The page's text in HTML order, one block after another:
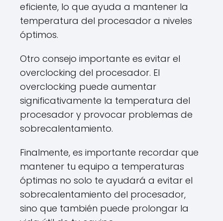
eficiente, lo que ayuda a mantener la
temperatura del procesador a niveles
óptimos.
Otro consejo importante es evitar el
overclocking del procesador. El
overclocking puede aumentar
significativamente la temperatura del
procesador y provocar problemas de
sobrecalentamiento.
Finalmente, es importante recordar que
mantener tu equipo a temperaturas
óptimas no solo te ayudará a evitar el
sobrecalentamiento del procesador,
sino que también puede prolongar la